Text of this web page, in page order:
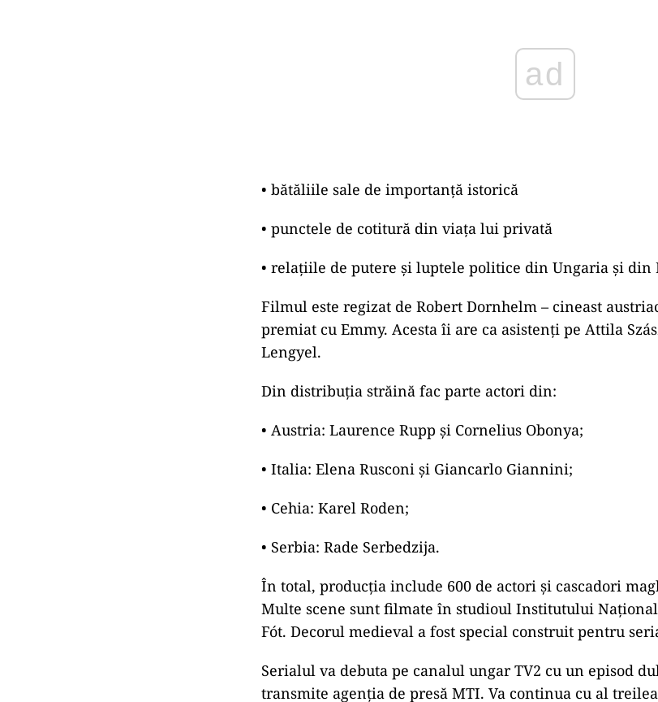
ad
• bătăliile sale de importanţă istorică
• punctele de cotitură din viaţa lui privată
• relaţiile de putere şi luptele politice din Ungaria şi din
Filmul este regizat de Robert Dornhelm – cineast
premiat cu Emmy. Acesta îi are ca asistenți pe Attila
Lengyel.
Din distribuţia străină fac parte actori din:
• Austria: Laurence Rupp şi Cornelius Obonya;
• Italia: Elena Rusconi şi Giancarlo Giannini;
• Cehia: Karel Roden;
• Serbia: Rade Serbedzija.
În total, producţia include 600 de actori şi cascadori
Multe scene sunt filmate în studioul Institutului
Fót. Decorul medieval a fost special construit pentru
Serialul va debuta pe canalul ungar TV2 cu un episod
transmite agenția de presă MTI. Va continua cu al